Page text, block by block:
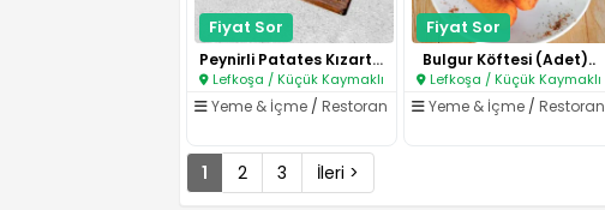
Fiyat Sor
Peynirli Patates Kızartması..
Lefkoşa / Küçük Kaymaklı
Yeme & İçme /Restoran
Fiyat Sor
Bulgur Köftesi (Adet)..
Lefkoşa / Küçük Kaymaklı
Yeme & İçme /Restoran
1 2 3 İleri >